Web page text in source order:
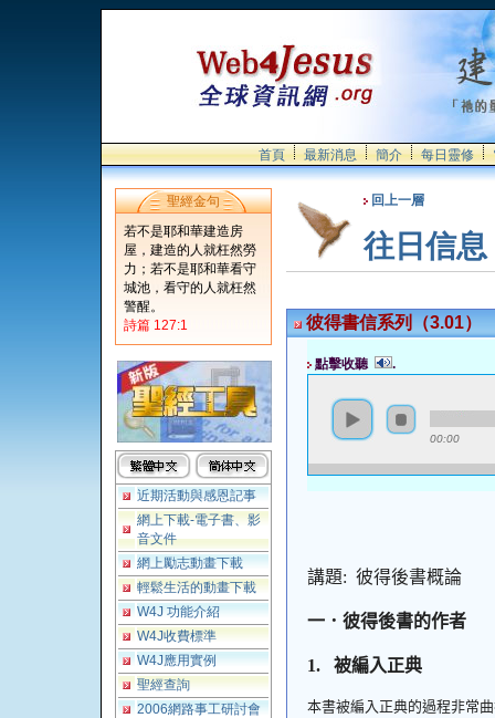
首頁 最新消息 簡介 每日靈修
聖經金句
若不是耶和華建造房
屋，建造的人就枉然勞
力；若不是耶和華看守
城池，看守的人就枉然
警醒。
詩篇 127:1
近期活動與感恩記事
網上下載-電子書、影
音文件
網上勵志動畫下載
輕鬆生活的動畫下載
W4J 功能介紹
W4J收費標準
W4J應用實例
聖經查詢
2006網路事工研討會
回上一層
往日信息
彼得書信系列（3.01）
點擊收聽 .
00:00
講題: 彼得後書概論
一．彼得後書的作者
1. 被編入正典
本書被編入正典的過程非常